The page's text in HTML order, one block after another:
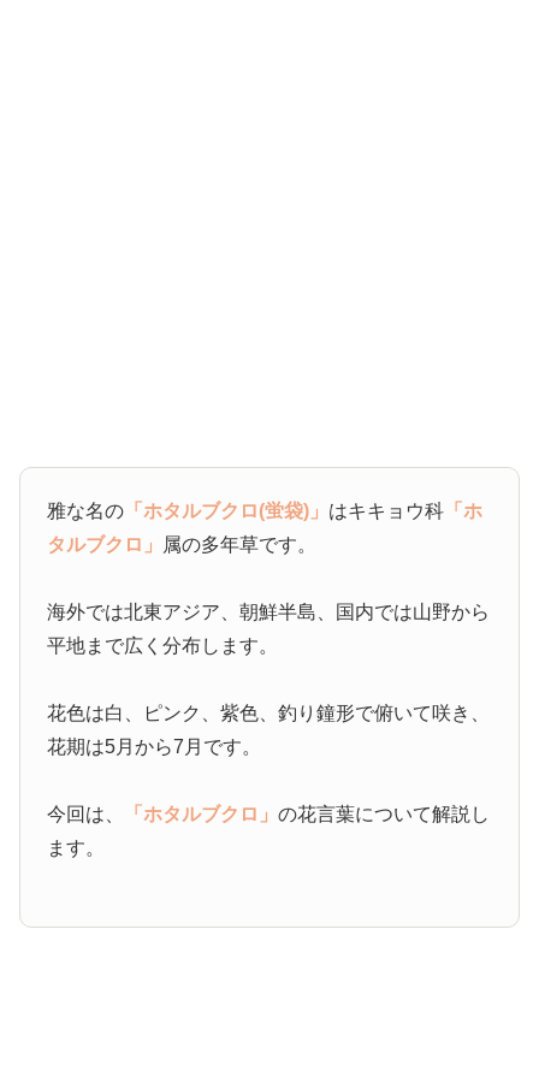
雅な名の 「ホタルブクロ(蛍袋)」 はキキョウ科 「ホ
タルブクロ」 属の多年草です。
海外では北東アジア、朝鮮半島、国内では山野から
平地まで広く分布します。
花色は白、ピンク、紫色、釣り鐘形で俯いて咲き、
花期は5月から7月です。
今回は、 「ホタルブクロ」の花言葉について解説し
ます。